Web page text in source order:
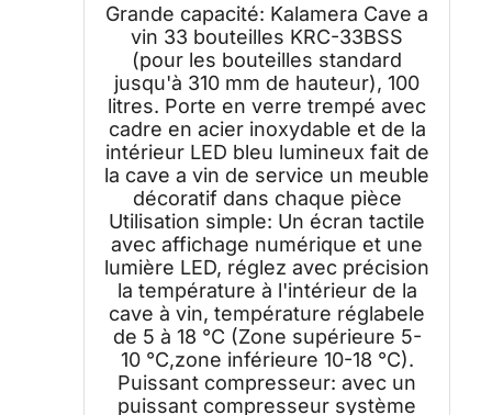
Grande capacité: Kalamera Cave a
vin 33 bouteilles KRC-33BSS
(pour les bouteilles standard
jusqu'à 310 mm de hauteur), 100
litres. Porte en verre trempé avec
cadre en acier inoxydable et de la
intérieur LED bleu lumineux fait de
la cave a vin de service un meuble
décoratif dans chaque pièce
Utilisation simple: Un écran tactile
avec affichage numérique et une
lumière LED, réglez avec précision
la température à l'intérieur de la
cave à vin, température réglabele
de 5 à 18 °C (Zone supérieure 5-
10 °C,zone inférieure 10-18 °C).
Puissant compresseur: avec un
puissant compresseur système